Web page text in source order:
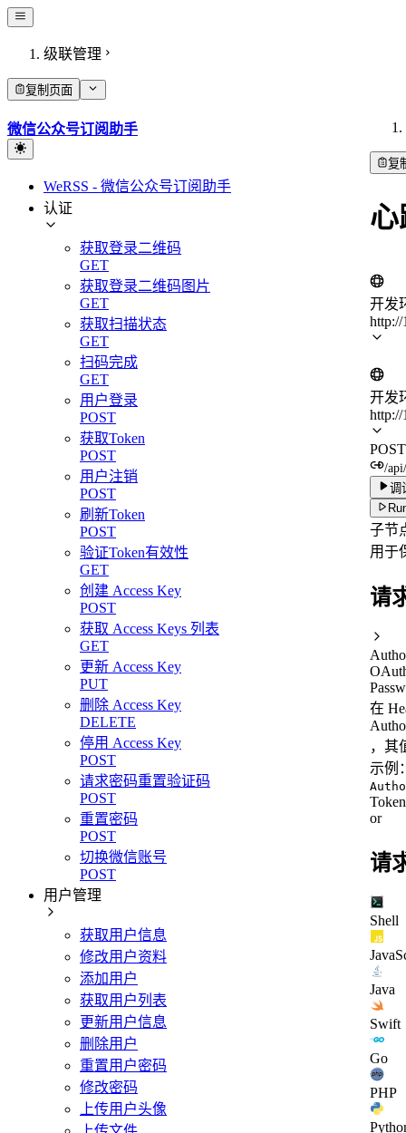
级联管理
复制页面
微信公众号订阅助手
WeRSS - 微信公众号订阅助手
认证
获取登录二维码
GET
获取登录二维码图片
GET
获取扫描状态
GET
扫码完成
GET
用户登录
POST
获取Token
POST
用户注销
POST
刷新Token
POST
验证Token有效性
GET
创建 Access Key
POST
获取 Access Keys 列表
GET
更新 Access Key
PUT
删除 Access Key
DELETE
停用 Access Key
POST
请求密码重置验证码
POST
重置密码
POST
切换微信账号
POST
用户管理
获取用户信息
修改用户资料
添加用户
获取用户列表
更新用户信息
删除用户
重置用户密码
修改密码
上传用户头像
复
心
开发
http://
开发
http://
POST
/
调
子节
用于
请
在
，其
示例
or
请
Shell
Java
Swift
Go
PHP